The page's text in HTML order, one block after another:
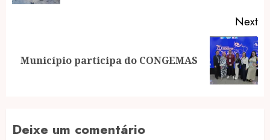
Next
Next
Município participa do CONGEMAS
Deixe um comentário